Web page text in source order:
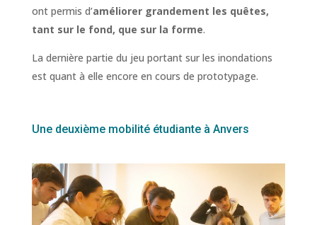
ont permis d’améliorer grandement les quêtes,
tant sur le fond, que sur la forme.
La dernière partie du jeu portant sur les inondations
est quant à elle encore en cours de prototypage.
Une deuxième mobilité étudiante à Anvers